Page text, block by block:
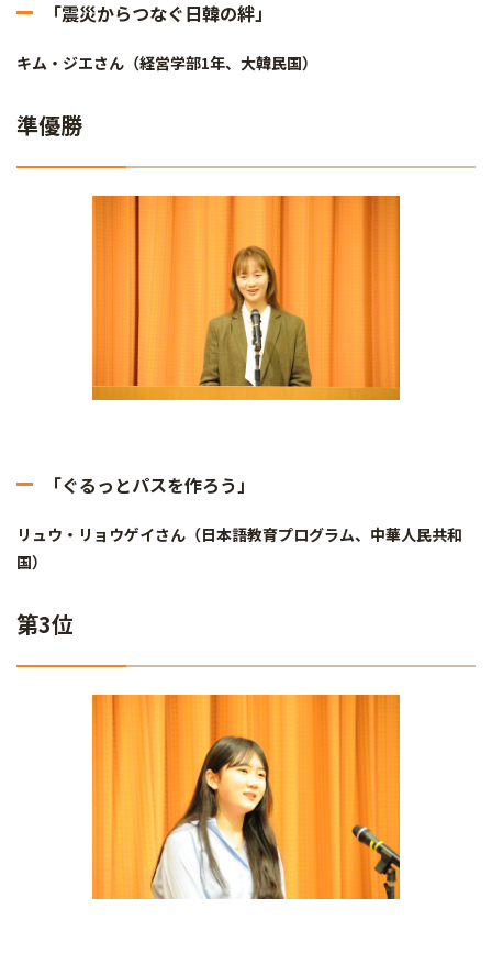
「震災からつなぐ日韓の絆」
キム・ジエさん（経営学部1年、大韓民国）
準優勝
「ぐるっとパスを作ろう」
リュウ・リョウゲイさん（日本語教育プログラム、中華人民共和
国）
第3位